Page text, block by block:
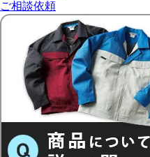
ご相談依頼